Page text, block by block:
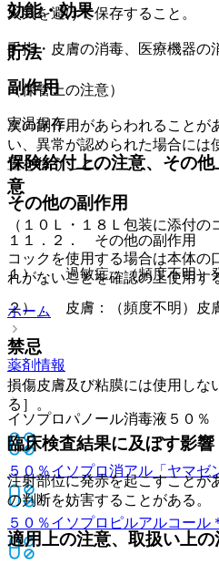
火気を避けて保存すること。
貯法
（保管上の注意）
室温保存。
保険給付上の注意、その
意
（１０Ｌ・１８Ｌ包装に添付の
コックを使用する場合は本体の
れがないことを確認の上使用す
ホーム
薬剤情報
イソプロパノール消毒液５０％
５０％イソプロ消アル「ヤマゼ
５０％イソプロピルアルコール
効能・効果
手指・皮膚の消毒、医療機器の
副作用
次の副作用があらわれることが
い、異常が認められた場合には
置を行うこと。
その他の副作用
１１．２． その他の副作用
１）． 過敏症：（頻度不明）
２）． 皮膚：（頻度不明）皮
禁忌
損傷皮膚及び粘膜には使用しな
る］。
臨床検査結果に及ぼす影響
注射部位に発赤を起こすことが
の判断を妨害することがある。
適用上の注意、取扱い上の